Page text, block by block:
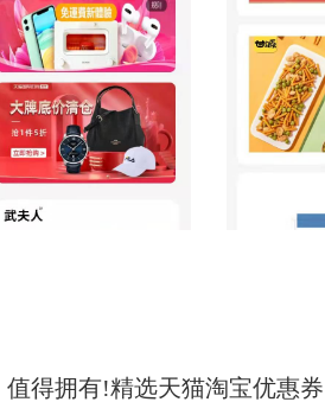
值得拥有!精选天猫淘宝优惠